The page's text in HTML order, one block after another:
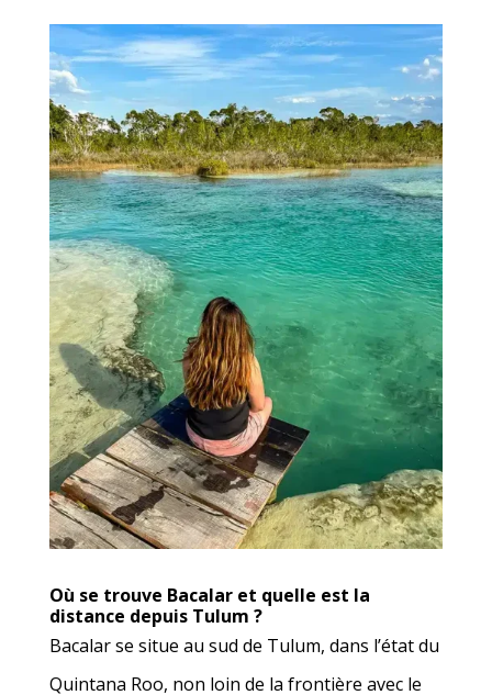
Où se trouve Bacalar et quelle est la
distance depuis Tulum ?
Bacalar se situe au sud de Tulum, dans l’état du
Quintana Roo, non loin de la frontière avec le